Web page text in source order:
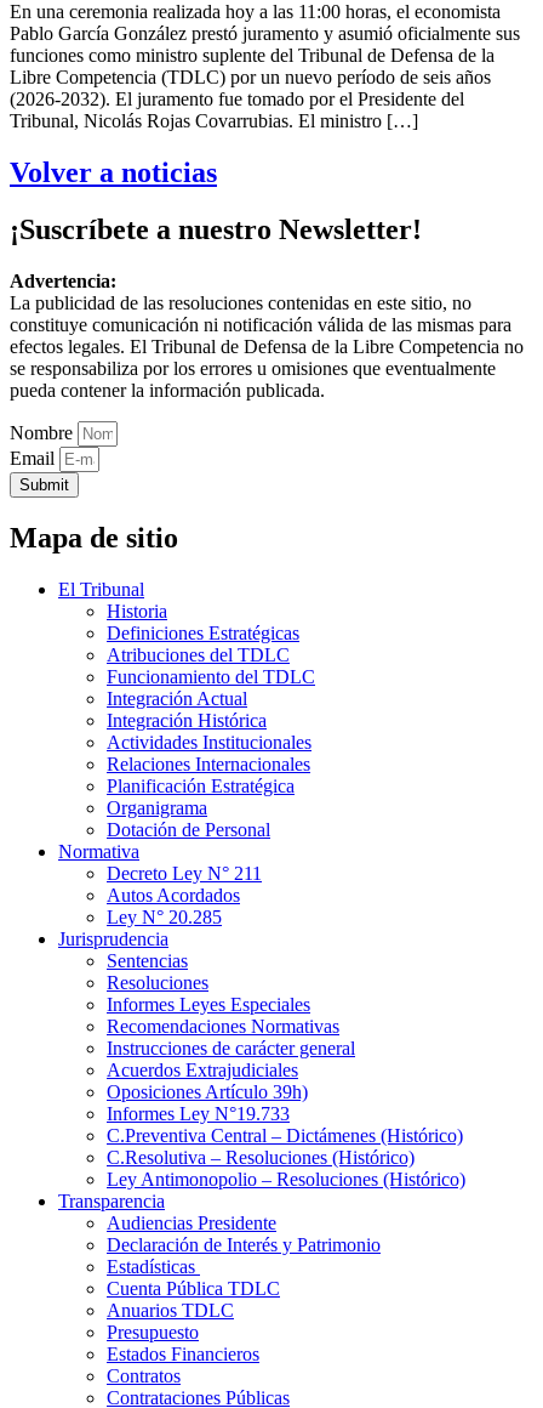
En una ceremonia realizada hoy a las 11:00 horas, el economista
Pablo García González prestó juramento y asumió oficialmente sus
funciones como ministro suplente del Tribunal de Defensa de la
Libre Competencia (TDLC) por un nuevo período de seis años
(2026-2032). El juramento fue tomado por el Presidente del
Tribunal, Nicolás Rojas Covarrubias. El ministro […]
Volver a noticias
¡Suscríbete a nuestro Newsletter!
Advertencia:
La publicidad de las resoluciones contenidas en este sitio, no
constituye comunicación ni notificación válida de las mismas para
efectos legales. El Tribunal de Defensa de la Libre Competencia no
se responsabiliza por los errores u omisiones que eventualmente
pueda contener la información publicada.
Nombre
Email
Submit
Mapa de sitio
El Tribunal
Historia
Definiciones Estratégicas
Atribuciones del TDLC
Funcionamiento del TDLC
Integración Actual
Integración Histórica
Actividades Institucionales
Relaciones Internacionales
Planificación Estratégica
Organigrama
Dotación de Personal
Normativa
Decreto Ley N° 211
Autos Acordados
Ley N° 20.285
Jurisprudencia
Sentencias
Resoluciones
Informes Leyes Especiales
Recomendaciones Normativas
Instrucciones de carácter general
Acuerdos Extrajudiciales
Oposiciones Artículo 39h)
Informes Ley N°19.733
C.Preventiva Central – Dictámenes (Histórico)
C.Resolutiva – Resoluciones (Histórico)
Ley Antimonopolio – Resoluciones (Histórico)
Transparencia
Audiencias Presidente
Declaración de Interés y Patrimonio
Estadísticas
Cuenta Pública TDLC
Anuarios TDLC
Presupuesto
Estados Financieros
Contratos
Contrataciones Públicas